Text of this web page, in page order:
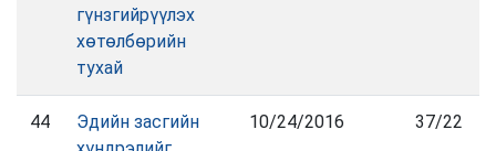
гүнзгийрүүлэх
хөтөлбөрийн
тухай
44
Эдийн засгийн
10/24/2016 37/22